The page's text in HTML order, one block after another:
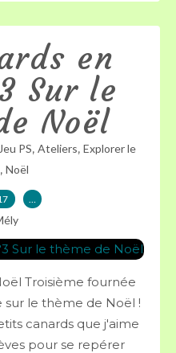
en
Sur le
Noël
Jeu PS, Ateliers, Explorer le
, Noël
…
Troisième fournée
sur le thème de Noël !
canards que j'aime
pour se repérer